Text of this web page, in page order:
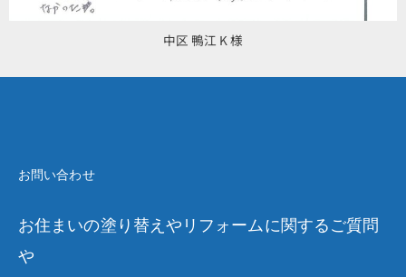
中区 鴨江 K 様
お問い合わせ
お住まいの塗り替えやリフォームに関するご質問
や